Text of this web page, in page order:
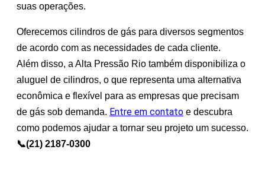
suas operações.
Oferecemos cilindros de gás para diversos segmentos
de acordo com as necessidades de cada cliente.
Além disso, a Alta Pressão Rio também disponibiliza o
aluguel de cilindros, o que representa uma alternativa
econômica e flexível para as empresas que precisam
de gás sob demanda. Entre em contato e descubra
como podemos ajudar a tornar seu projeto um sucesso.
📞(21) 2187-0300